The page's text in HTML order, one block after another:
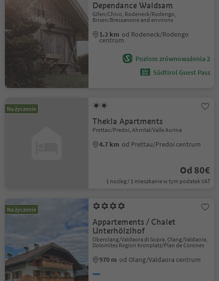
Dependance Waldsam
Gifen/Chivo, Rodeneck/Rodengo,
Brixen/Bressanone and environs
1.2 km od Rodeneck/Rodengo
centrum
Poziom zrównoważenia 2
Südtirol Guest Pass
Na życzenie
Thekla Apartments
Prettau/Predoi, Ahrntal/Valle Aurina
4.7 km od Prettau/Predoi centrum
Od 80€
1 nocleg / 1 mieszkanie w tym podatek VAT
Na życzenie
Appartements / Chalet
Unterhölzlhof
Oberolang/Valdaora di Sopra, Olang/Valdaora,
Dolomites Region Kronplatz/Plan de Corones
970 m od Olang/Valdaora centrum